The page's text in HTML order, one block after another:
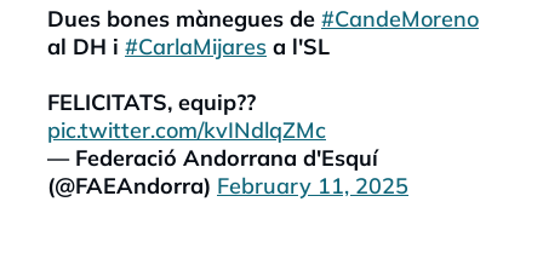
Dues bones mànegues de #CandeMoreno
al DH i #CarlaMijares a l'SL
FELICITATS, equip??
pic.twitter.com/kvINdlqZMc
— Federació Andorrana d'Esquí
(@FAEAndorra) February 11, 2025